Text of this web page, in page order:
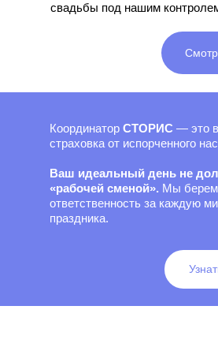
Координатор СТОРИС — это
страховка от испорченного
Ваш идеальный день не
«рабочей сменой». Мы берем
ответственность за каждую
праздника.
свадьбы под нашим